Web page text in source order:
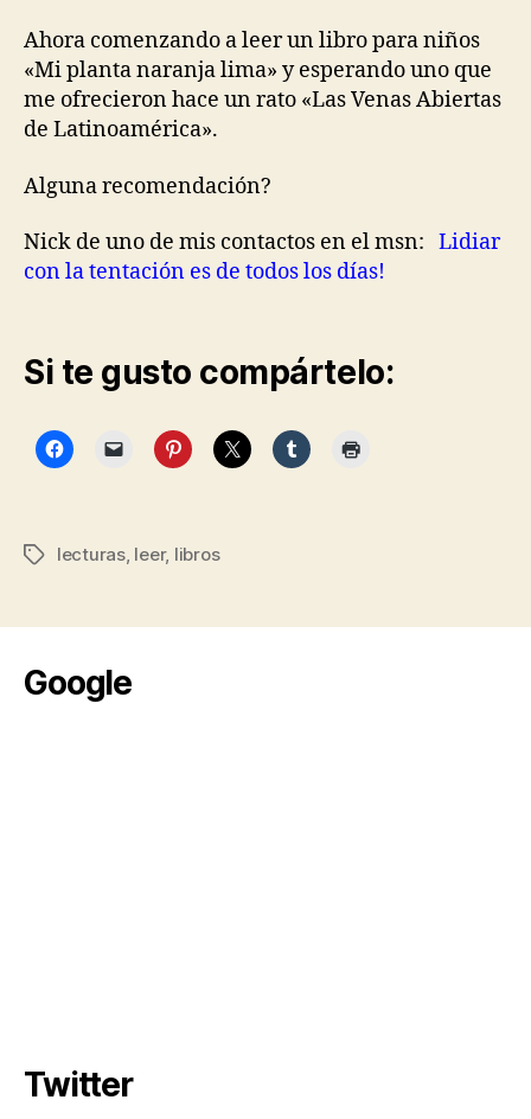
Ahora comenzando a leer un libro para niños
«Mi planta naranja lima» y esperando uno que
me ofrecieron hace un rato «Las Venas Abiertas
de Latinoamérica».
Alguna recomendación?
Nick de uno de mis contactos en el msn: Lidiar
con la tentación es de todos los días!
Si te gusto compártelo:
Etiquetas
lecturas, leer, libros
Google
Twitter